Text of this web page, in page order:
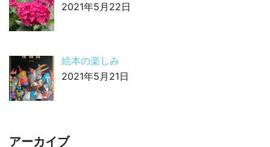
2021年5月22日
絵本の楽しみ
2021年5月21日
アーカイブ